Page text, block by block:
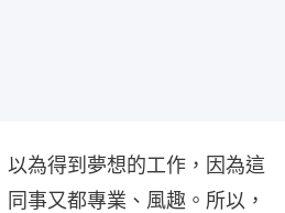
為得到夢想的工作，因為這
事又都專業、風趣。所以，